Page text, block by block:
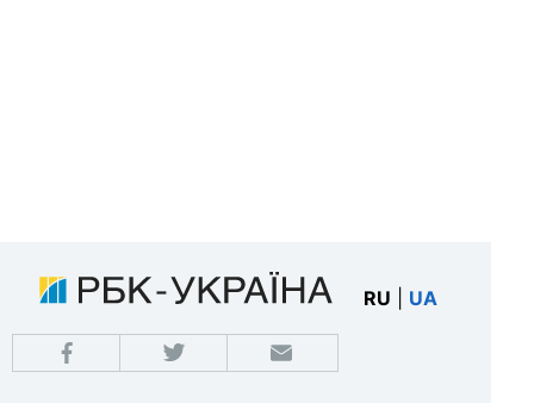
RU UA